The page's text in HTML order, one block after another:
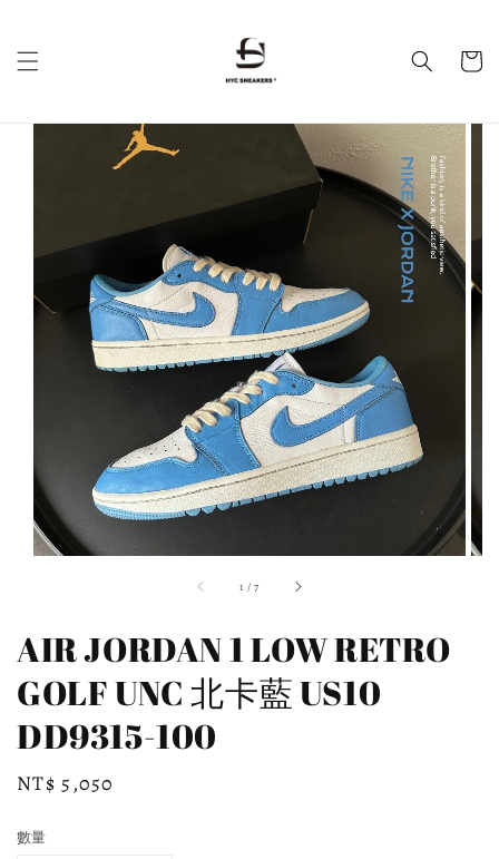
1 /7
AIR JORDAN 1 LOW RETRO
GOLF UNC 北卡藍 US10
DD9315-100
Regular
NT$ 5,050
數量